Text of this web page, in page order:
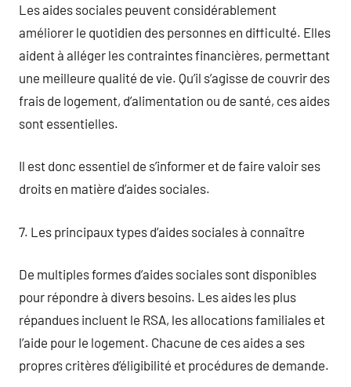
Les aides sociales peuvent considérablement
améliorer le quotidien des personnes en difficulté. Elles
aident à alléger les contraintes financières, permettant
une meilleure qualité de vie. Qu’il s’agisse de couvrir des
frais de logement, d’alimentation ou de santé, ces aides
sont essentielles.
Il est donc essentiel de s’informer et de faire valoir ses
droits en matière d’aides sociales.
7. Les principaux types d’aides sociales à connaître
De multiples formes d’aides sociales sont disponibles
pour répondre à divers besoins. Les aides les plus
répandues incluent le RSA, les allocations familiales et
l’aide pour le logement. Chacune de ces aides a ses
propres critères d’éligibilité et procédures de demande.